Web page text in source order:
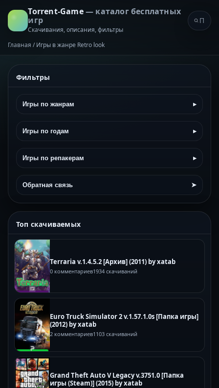
Torrent-Game— каталог бесплатных
игр
Скачивания, описания, фильтры
Главная / Игры в жанре Retro look
Фильтры
Игры по жанрам ▸
Игры по годам ▸
Игры по репакерам ▸
Обратная связь ➤
Топ скачиваемых
Terraria v.1.4.5.2 [Архив] (2011) by xatab
0 комментариев1934 скачиваний
Euro Truck Simulator 2 v.1.57.1.0s [Папка игры]
(2012) by xatab
2 комментариев1103 скачиваний
Grand Theft Auto V Legacy v.3751.0 [Папка
игры (Steam)] (2015) by xatab